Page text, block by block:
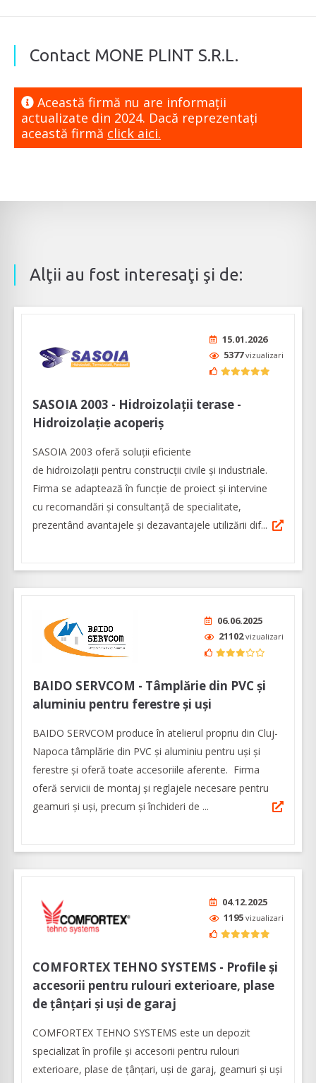
Contact MONE PLINT S.R.L.
Această firmă nu are informaţii
actualizate din 2024. Dacă reprezentaţi
această firmă click aici.
Alţii au fost interesaţi şi de:
15.01.2026
5377vizualizari
SASOIA 2003 - Hidroizolații terase -
Hidroizolație acoperiș
SASOIA 2003 oferă soluții eficiente
de hidroizolații pentru construcții civile și industriale.
Firma se adaptează în funcție de proiect și intervine
cu recomandări și consultanță de specialitate,
prezentând avantajele și dezavantajele utilizării dif...
06.06.2025
21102vizualizari
BAIDO SERVCOM - Tâmplărie din PVC și
aluminiu pentru ferestre și uși
BAIDO SERVCOM produce în atelierul propriu din Cluj-
Napoca tâmplărie din PVC și aluminiu pentru uși și
ferestre şi oferă toate accesoriile aferente. Firma
oferă servicii de montaj şi reglajele necesare pentru
geamuri și uși, precum și închideri de ...
04.12.2025
1195 vizualizari
COMFORTEX TEHNO SYSTEMS - Profile și
accesorii pentru rulouri exterioare, plase
de țânțari și uși de garaj
COMFORTEX TEHNO SYSTEMS este un depozit
specializat în profile și accesorii pentru rulouri
exterioare, plase de țânțari, uși de garaj, geamuri și uși